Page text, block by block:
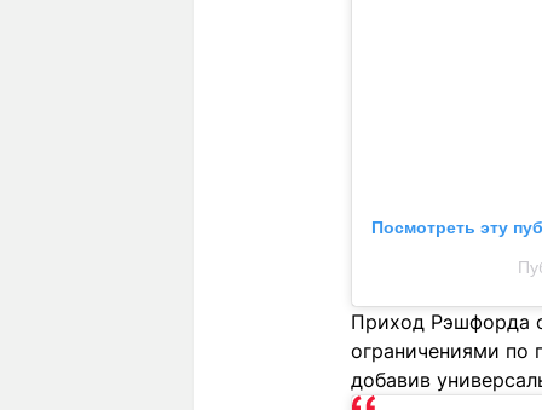
Посмотреть эту
Приход Рэшфорда
ограничениями по
добавив